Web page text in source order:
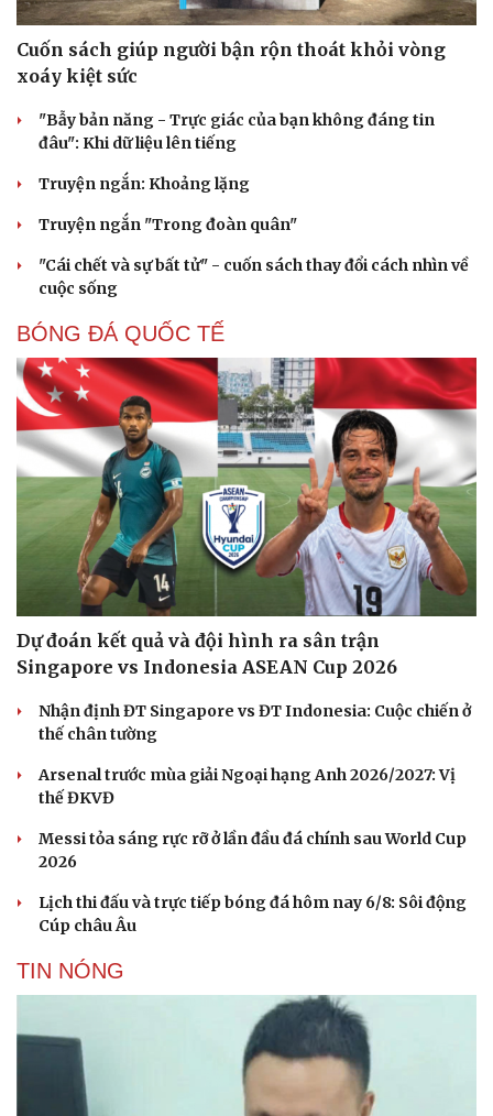
Du lịch
Tư vấn
Săn Tour
check-in
Cửa sổ tình yêu
Kể chuyện cho bé
Hạt giống tâm hồn
Cuốn sách giúp người bận rộn thoát khỏi vòng
xoáy kiệt sức
"Bẫy bản năng - Trực giác của bạn không đáng tin
đâu": Khi dữ liệu lên tiếng
Truyện ngắn: Khoảng lặng
Truyện ngắn "Trong đoàn quân"
"Cái chết và sự bất tử" - cuốn sách thay đổi cách nhìn về
cuộc sống
BÓNG ĐÁ QUỐC TẾ
Dự đoán kết quả và đội hình ra sân trận
Singapore vs Indonesia ASEAN Cup 2026
Nhận định ĐT Singapore vs ĐT Indonesia: Cuộc chiến ở
thế chân tường
Arsenal trước mùa giải Ngoại hạng Anh 2026/2027: Vị
thế ĐKVĐ
Messi tỏa sáng rực rỡ ở lần đầu đá chính sau World Cup
2026
Lịch thi đấu và trực tiếp bóng đá hôm nay 6/8: Sôi động
Cúp châu Âu
TIN NÓNG